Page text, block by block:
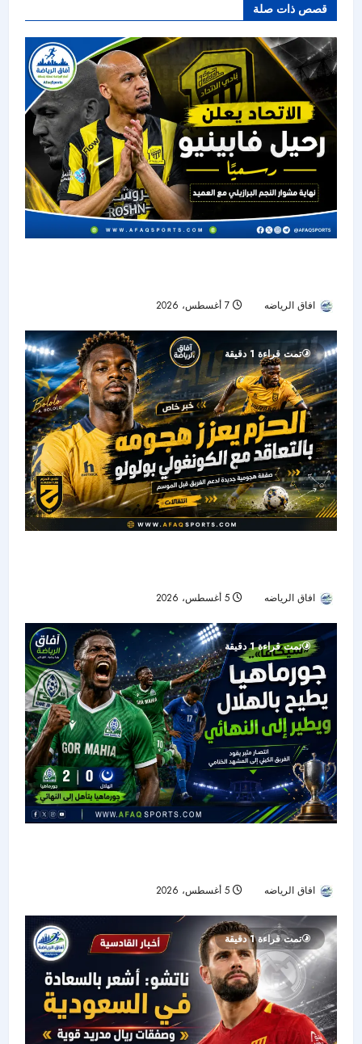
قصص ذات صلة
افاق الرياضه 7 أغسطس، 2026
تمت قراءة 1 دقيقة
افاق الرياضه 5 أغسطس، 2026
تمت قراءة 1 دقيقة
افاق الرياضه 5 أغسطس، 2026
تمت قراءة 1 دقيقة